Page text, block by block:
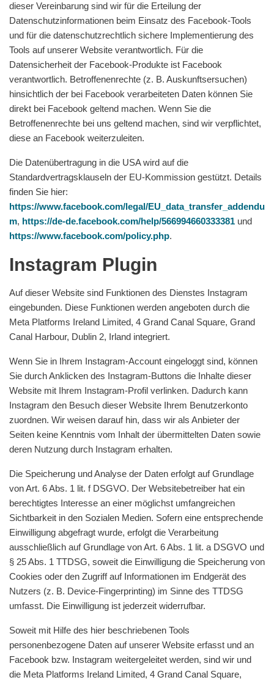
dieser Vereinbarung sind wir für die Erteilung der
Datenschutzinformationen beim Einsatz des Facebook-Tools
und für die datenschutzrechtlich sichere Implementierung des
Tools auf unserer Website verantwortlich. Für die
Datensicherheit der Facebook-Produkte ist Facebook
verantwortlich. Betroffenenrechte (z. B. Auskunftsersuchen)
hinsichtlich der bei Facebook verarbeiteten Daten können Sie
direkt bei Facebook geltend machen. Wenn Sie die
Betroffenenrechte bei uns geltend machen, sind wir verpflichtet,
diese an Facebook weiterzuleiten.
Die Datenübertragung in die USA wird auf die
Standardvertragsklauseln der EU-Kommission gestützt. Details
finden Sie hier:
https://www.facebook.com/legal/EU_data_transfer_addendu
m, https://de-de.facebook.com/help/566994660333381 und
https://www.facebook.com/policy.php.
Instagram Plugin
Auf dieser Website sind Funktionen des Dienstes Instagram
eingebunden. Diese Funktionen werden angeboten durch die
Meta Platforms Ireland Limited, 4 Grand Canal Square, Grand
Canal Harbour, Dublin 2, Irland integriert.
Wenn Sie in Ihrem Instagram-Account eingeloggt sind, können
Sie durch Anklicken des Instagram-Buttons die Inhalte dieser
Website mit Ihrem Instagram-Profil verlinken. Dadurch kann
Instagram den Besuch dieser Website Ihrem Benutzerkonto
zuordnen. Wir weisen darauf hin, dass wir als Anbieter der
Seiten keine Kenntnis vom Inhalt der übermittelten Daten sowie
deren Nutzung durch Instagram erhalten.
Die Speicherung und Analyse der Daten erfolgt auf Grundlage
von Art. 6 Abs. 1 lit. f DSGVO. Der Websitebetreiber hat ein
berechtigtes Interesse an einer möglichst umfangreichen
Sichtbarkeit in den Sozialen Medien. Sofern eine entsprechende
Einwilligung abgefragt wurde, erfolgt die Verarbeitung
ausschließlich auf Grundlage von Art. 6 Abs. 1 lit. a DSGVO und
§ 25 Abs. 1 TTDSG, soweit die Einwilligung die Speicherung von
Cookies oder den Zugriff auf Informationen im Endgerät des
Nutzers (z. B. Device-Fingerprinting) im Sinne des TTDSG
umfasst. Die Einwilligung ist jederzeit widerrufbar.
Soweit mit Hilfe des hier beschriebenen Tools
personenbezogene Daten auf unserer Website erfasst und an
Facebook bzw. Instagram weitergeleitet werden, sind wir und
die Meta Platforms Ireland Limited, 4 Grand Canal Square,